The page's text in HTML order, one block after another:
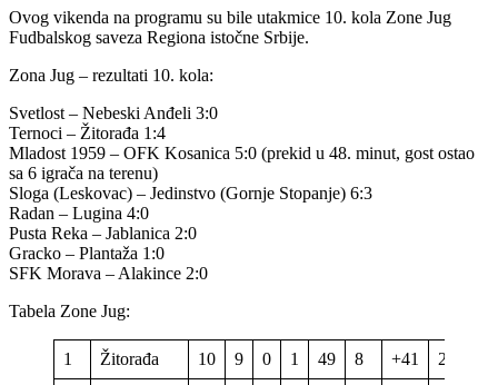
Ovog vikenda na programu su bile utakmice 10. kola Zone Jug
Fudbalskog saveza Regiona istočne Srbije.
Zona Jug – rezultati 10. kola:
Svetlost – Nebeski Anđeli 3:0
Ternoci – Žitorađa 1:4
Mladost 1959 – OFK Kosanica 5:0 (prekid u 48. minut, gost ostao
sa 6 igrača na terenu)
Sloga (Leskovac) – Jedinstvo (Gornje Stopanje) 6:3
Radan – Lugina 4:0
Pusta Reka – Jablanica 2:0
Gracko – Plantaža 1:0
SFK Morava – Alakince 2:0
Tabela Zone Jug:
1 Žitorađa 10 9 0 1 49 8 +41 27